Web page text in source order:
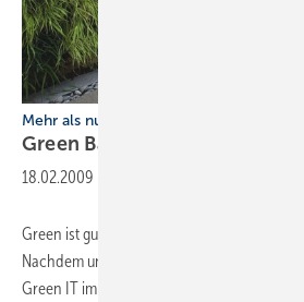
Mehr als nur ein Schlagwort
Green Bathroom
18.02.2009
Green ist gut – dies wird nicht nur in der
Nachdem uns Schlagworte wie Green
Green IT ­immer häufiger begegnen, ist